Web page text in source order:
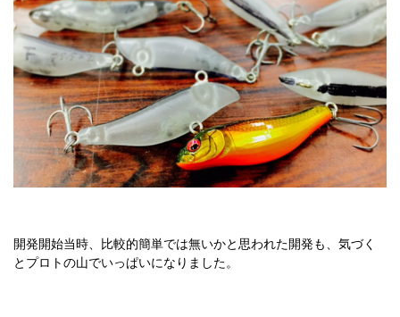
開発開始当時、比較的簡単では無いかと思われた開発も、気づく
とプロトの山でいっぱいになりました。